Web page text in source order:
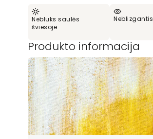
Nebluks saulės
šviesoje
Neblizgantis
Produkto informacija